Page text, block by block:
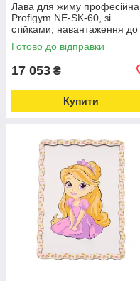
Лава для жиму професійна
Profigym NE-SK-60, зі
стійками, навантаження до
300 кг Love&Life -online-
multimarket-
Готово до відправки
17 053 ₴
Купити